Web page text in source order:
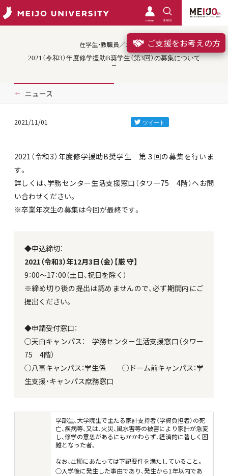
meimo SEARCH
ご支援をお考えの方
在学生・教職員／ニュース
2021（令和3）年度修学援助B奨学生（第3回）の募集について
ニュース
2021/11/01
2021（令和3）年度修学援助B奨学生 第３回の募集を行いま
す。
詳しくは、学務センター生活支援窓口（タワー75 4階）へお問
い合わせください。
※卒業年次生の募集は今回が最終です。
◆申込締切：
2021（令和3）年12月3日（金）【厳 守】
9：00～17：00（土日、祝日を除く）
※締め切り後の提出は認めませんので、必ず期間内にご
提出ください。
◆申請受付窓口：
○天白キャンパス： 学務センター生活支援窓口（タワー
75 4階）
○八事キャンパス：学生係 ○ドーム前キャンパス：学
生支援・キャンパス庶務窓口
学部生、大学院生で主たる家計支持者（学資負担者）の死
亡、疾病等、又は、火災、風水害等の被害により家計が急変
し、修学の意思があるにもかかわらず、経済的に著しく困
難となった者。
なお、出願にあたっては下記要件を満たしていること。
○入学後に発生した事由であり、発生から1年以内であ